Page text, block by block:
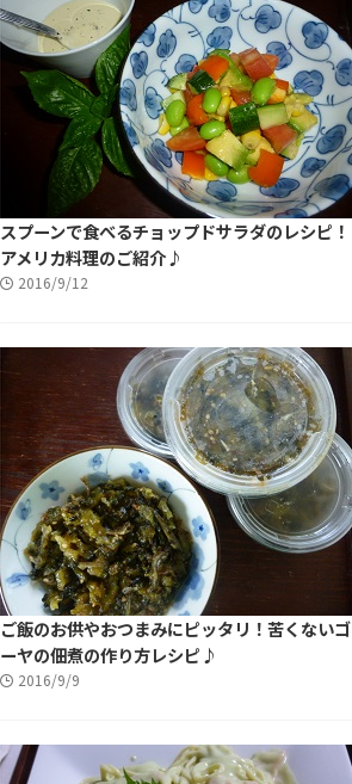
スプーンで食べるチョップドサラダのレシピ！
アメリカ料理のご紹介♪
2016/9/12
ご飯のお供やおつまみにピッタリ！苦くないゴ
ーヤの佃煮の作り方レシピ♪
2016/9/9